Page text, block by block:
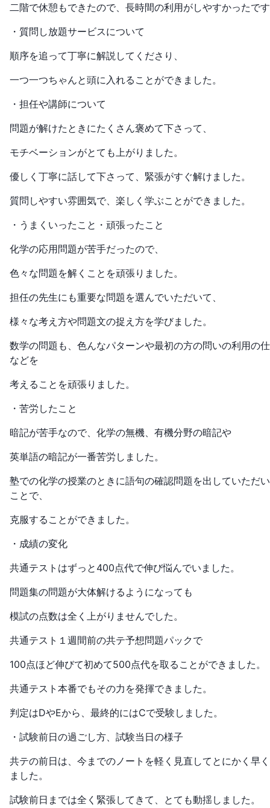
二階で休憩もできたので、長時間の利用がしやすかったで
・質問し放題サービスについて
順序を追って丁寧に解説してくださり、
一つ一つちゃんと頭に入れることができました。
・担任や講師について
問題が解けたときにたくさん褒めて下さって、
モチベーションがとても上がりました。
優しく丁寧に話して下さって、緊張がすぐ解けました。
質問しやすい雰囲気で、楽しく学ぶことができました。
・うまくいったこと・頑張ったこと
化学の応用問題が苦手だったので、
色々な問題を解くことを頑張りました。
担任の先生にも重要な問題を選んでいただいて、
様々な考え方や問題文の捉え方を学びました。
数学の問題も、色んなパターンや最初の方の問いの利用の
などを
考えることを頑張りました。
・苦労したこと
暗記が苦手なので、化学の無機、有機分野の暗記や
英単語の暗記が一番苦労しました。
塾での化学の授業のときに語句の確認問題を出していただ
ことで、
克服することができました。
・成績の変化
共通テストはずっと400点代で伸び悩んでいました。
問題集の問題が大体解けるようになっても
模試の点数は全く上がりませんでした。
共通テスト１週間前の共テ予想問題パックで
100点ほど伸びて初めて500点代を取ることができました。
共通テスト本番でもその力を発揮できました。
判定はDやEから、最終的にはCで受験しました。
・試験前日の過ごし方、試験当日の様子
共テの前日は、今までのノートを軽く見直してとにかく早
ました。
試験前日までは全く緊張してきて、とても動揺しました。